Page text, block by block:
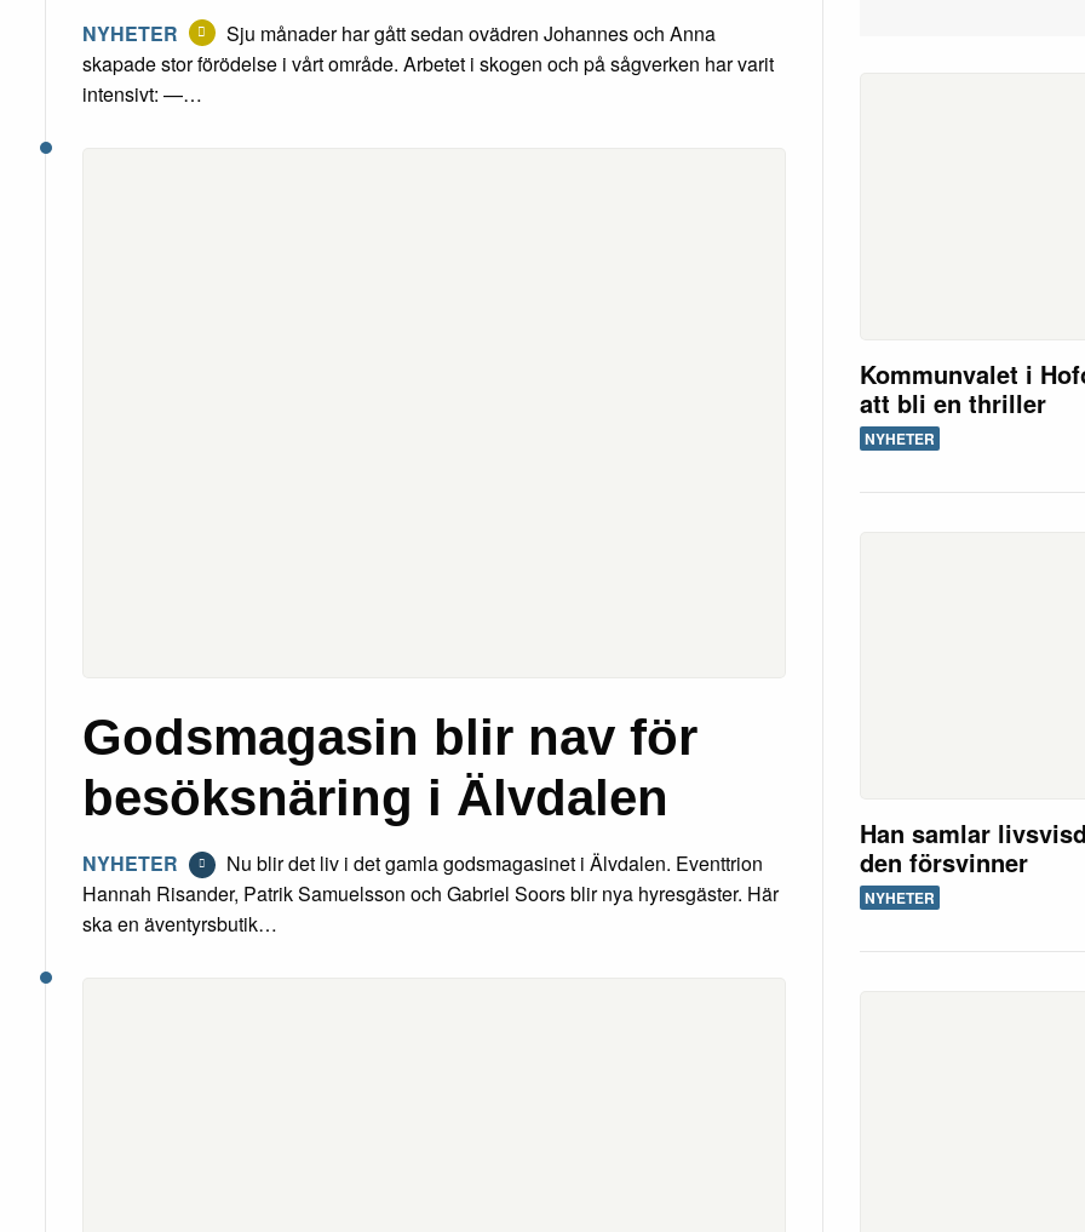
NYHETER
Sju månader har gått sedan ovädren Johannes och Anna
skapade stor förödelse i vårt område. Arbetet i skogen och på sågverken har varit
intensivt: —…
Godsmagasin blir nav för
besöksnäring i Älvdalen
NYHETER
Nu blir det liv i det gamla godsmagasinet i Älvdalen. Eventtrion
Hannah Risander, Patrik Samuelsson och Gabriel Soors blir nya hyresgäster. Här
ska en äventyrsbutik…
Kommunvalet i
att bli en thriller
NYHETER
Han samlar
den försvinner
NYHETER